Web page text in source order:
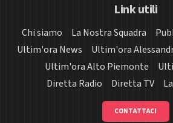
Link utili
Chi siamo La Nostra Squadra
Ultim'ora News
Ultim'ora
Ultim'ora Alto Piemonte
Diretta Radio
Diretta TV
CONTATTACI